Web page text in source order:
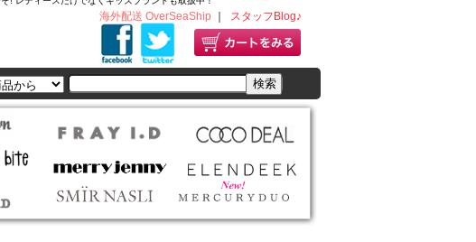
海外配送 OverSeaShip スタッフBlog♪